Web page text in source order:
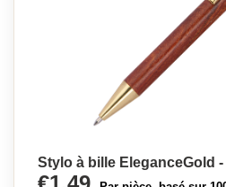
Stylo à bille EleganceGold